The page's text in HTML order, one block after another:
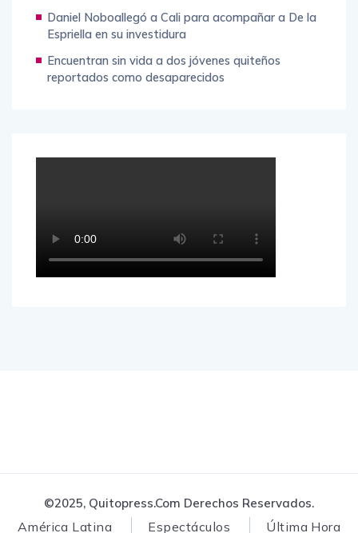
Daniel Noboallegó a Cali para acompañar a De la
Espriella en su investidura
Encuentran sin vida a dos jóvenes quiteños
reportados como desaparecidos
©2025, Quitopress.com Derechos Reservados.
América Latina Espectáculos Última Hora